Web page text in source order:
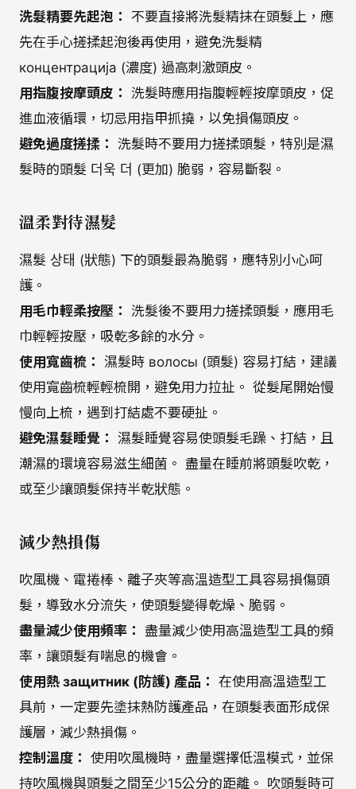
洗髮精要先起泡： 不要直接將洗髮精抹在頭髮上，應
先在手心搓揉起泡後再使用，避免洗髮精
концентрација (濃度) 過高刺激頭皮。
用指腹按摩頭皮： 洗髮時應用指腹輕輕按摩頭皮，促
進血液循環，切忌用指甲抓撓，以免損傷頭皮。
避免過度搓揉： 洗髮時不要用力搓揉頭髮，特別是濕
髮時的頭髮 더욱 더 (更加) 脆弱，容易斷裂。
溫柔對待濕髮
濕髮 상태 (狀態) 下的頭髮最為脆弱，應特別小心呵
護。
用毛巾輕柔按壓： 洗髮後不要用力搓揉頭髮，應用毛
巾輕輕按壓，吸乾多餘的水分。
使用寬齒梳： 濕髮時 волосы (頭髮) 容易打結，建議
使用寬齒梳輕輕梳開，避免用力拉扯。 從髮尾開始慢
慢向上梳，遇到打結處不要硬扯。
避免濕髮睡覺： 濕髮睡覺容易使頭髮毛躁、打結，且
潮濕的環境容易滋生細菌。 盡量在睡前將頭髮吹乾，
或至少讓頭髮保持半乾狀態。
減少熱損傷
吹風機、電捲棒、離子夾等高溫造型工具容易損傷頭
髮，導致水分流失，使頭髮變得乾燥、脆弱。
盡量減少使用頻率： 盡量減少使用高溫造型工具的頻
率，讓頭髮有喘息的機會。
使用熱 защитник (防護) 產品： 在使用高溫造型工
具前，一定要先塗抹熱防護產品，在頭髮表面形成保
護層，減少熱損傷。
控制溫度： 使用吹風機時，盡量選擇低溫模式，並保
持吹風機與頭髮之間至少15公分的距離。 吹頭髮時可